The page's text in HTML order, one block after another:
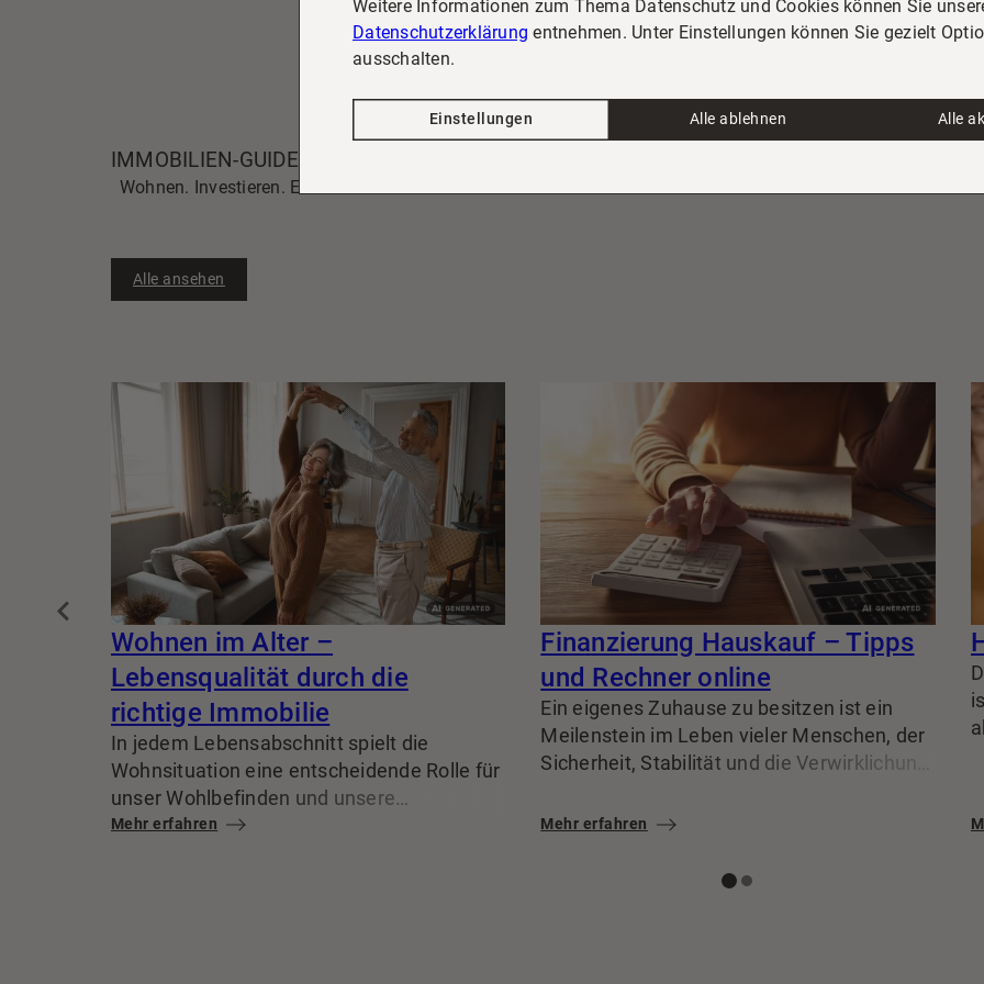
IMMOBILIEN-GUIDE
Wohnen. Investieren. Entscheiden.
Alle ansehen
Wohnen im Alter –
Lebensqualität durch die
richtige Immobilie
In jedem Lebensabschnitt spielt die
Wohnsituation eine entscheidende Rolle für
unser Wohlbefinden und unsere
Lebensqualität. Ist ein Umzug im Alter
Mehr erfahren
Finanzierung Hauskauf – Tipps
und Rechner online
Ein eigenes Zuhause zu besitzen ist ein
Meilenstein im Leben vieler Menschen, der
Sicherheit, Stabilität und die Verwirklichung
Makler teilen wir unsere Erfahrung beim
einen kostenlosen Finanzierungs-Rechner
Mehr erfahren
Weitere Informationen zum Thema Datenschutz und Cookies können Sie
Datenschutzerklärung entnehmen. Unter Einstellungen können Sie gezielt
ausschalten.
Einstellungen Alle ablehnen Alle